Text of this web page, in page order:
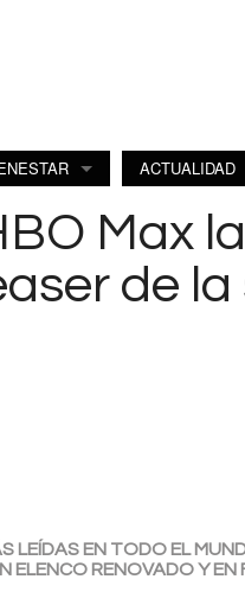
ACTUALIDAD
Max
de
LEÍDAS EN TODO EL
ELENCO RENOVADO Y EN